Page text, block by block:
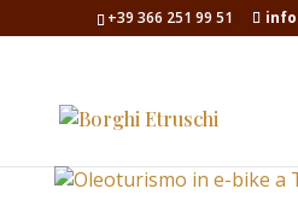
+39 366 251 99 51